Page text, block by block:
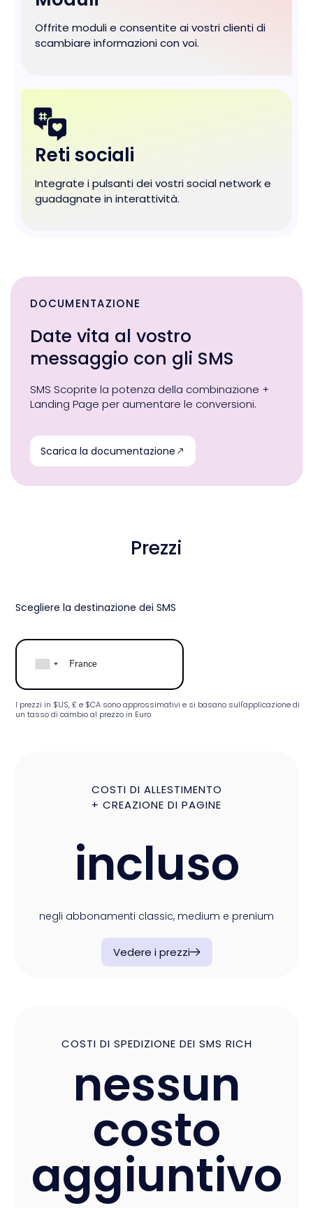
Offrite moduli e consentite ai vostri clienti di
scambiare informazioni con voi.
Reti sociali
Integrate i pulsanti dei vostri social network e
guadagnate in interattività.
DOCUMENTAZIONE
Date vita al vostro
messaggio con gli SMS
SMS Scoprite la potenza della combinazione +
Landing Page per aumentare le conversioni.
Scarica la documentazione
Prezzi
Scegliere la destinazione dei SMS
I prezzi in $US, £ e $CA sono approssimativi e si basano sull'applicazione di
un tasso di cambio al prezzo in Euro.
COSTI DI ALLESTIMENTO
+ CREAZIONE DI PAGINE
incluso
negli abbonamenti classic, medium e prenium
Vedere i prezzi
COSTI DI SPEDIZIONE DEI SMS RICH
nessun
costo
aggiuntivo